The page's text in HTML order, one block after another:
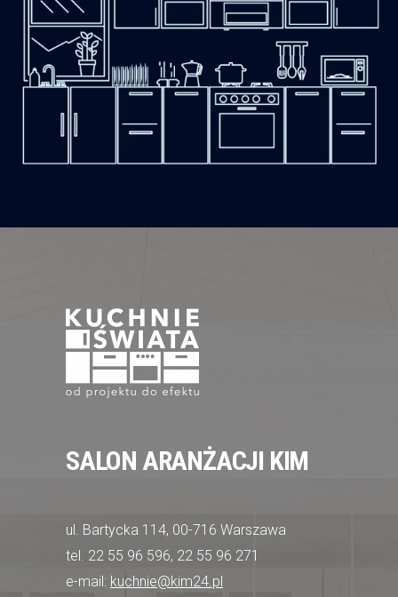
SALON ARANŻACJI KIM
ul. Bartycka 114, 00-716 Warszawa
tel. 22 55 96 596, 22 55 96 271
e-mail: kuchnie@kim24.pl